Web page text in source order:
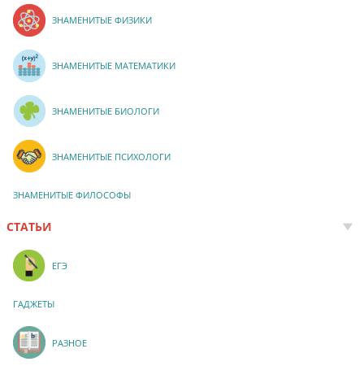
ЗНАМЕНИТЫЕ ФИЗИКИ
ЗНАМЕНИТЫЕ МАТЕМАТИКИ
ЗНАМЕНИТЫЕ БИОЛОГИ
ЗНАМЕНИТЫЕ ПСИХОЛОГИ
ЗНАМЕНИТЫЕ ФИЛОСОФЫ
СТАТЬИ
ЕГЭ
ГАДЖЕТЫ
РАЗНОЕ